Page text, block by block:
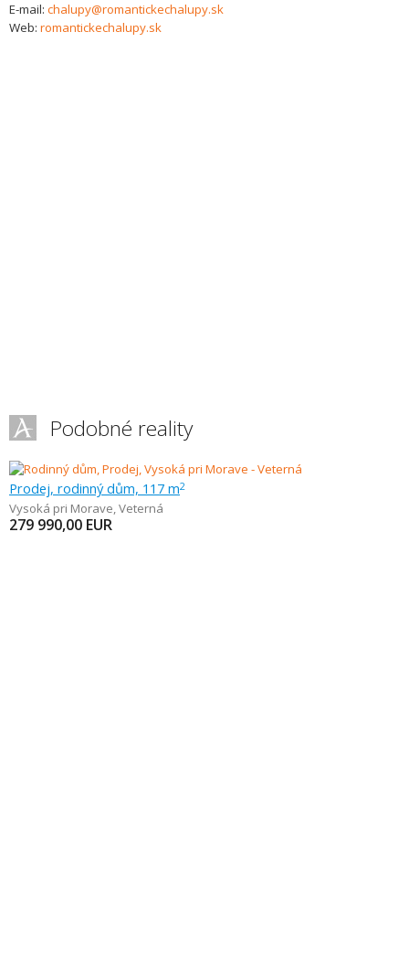
E-mail: chalupy@romantickechalupy.sk
Web: romantickechalupy.sk
Podobné reality
Prodej, rodinný dům, 117 m2
Vysoká pri Morave,Veterná
279 990,00 EUR